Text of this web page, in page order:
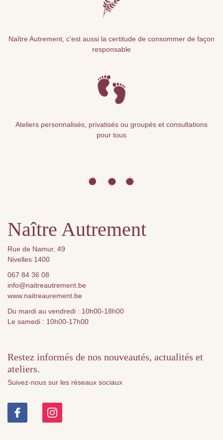
Naître Autrement, c'est aussi la certitude de consommer de façon
responsable
Ateliers personnalisés, privatisés ou groupés et consultations
pour tous
Naître Autrement
Rue de Namur, 49
Nivelles 1400
067 84 36 08
info@naitreautrement.be
www.naitreaurement.be
Du mardi au vendredi : 10h00-18h00
Le samedi : 10h00-17h00
Restez informés de nos nouveautés, actualités et
ateliers.
Suivez-nous sur les réseaux sociaux